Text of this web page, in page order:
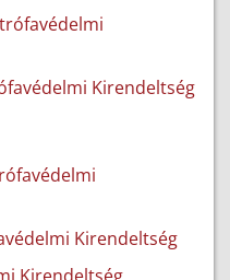
Kirendeltség
Kirendeltség